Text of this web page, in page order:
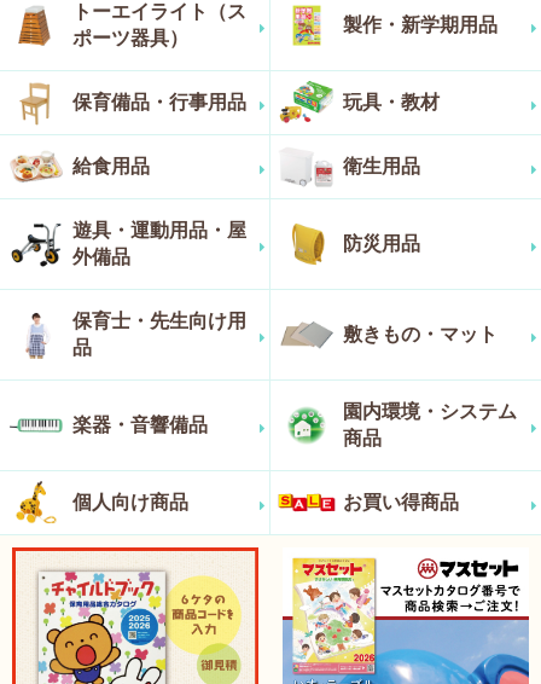
トーエイライト（ス
ポーツ器具）
製作・新学期用品
保育備品・行事用品 玩具・教材
給食用品 衛生用品
遊具・運動用品・屋
外備品
防災用品
保育士・先生向け用
品
敷きもの・マット
楽器・音響備品
園内環境・システム
商品
個人向け商品 お買い得商品